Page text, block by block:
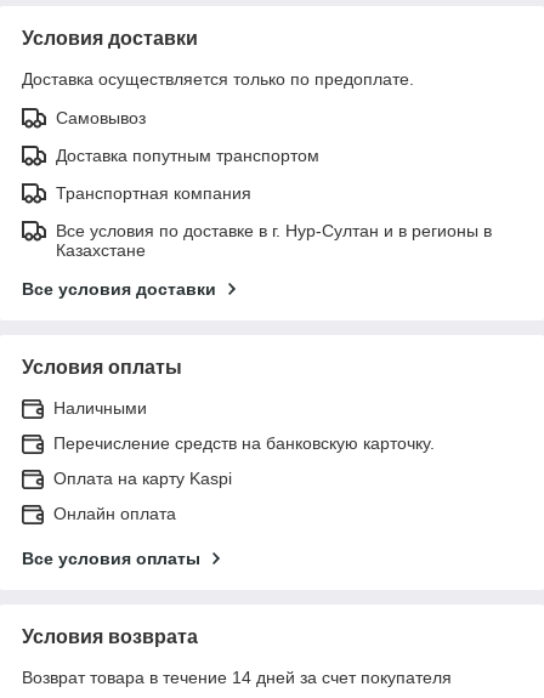
Условия доставки
Доставка осуществляется только по предоплате.
Самовывоз
Доставка попутным транспортом
Транспортная компания
Все условия по доставке в г. Нур-Султан и в регионы в
Казахстане
Все условия доставки
Условия оплаты
Наличными
Перечисление средств на банковскую карточку.
Оплата на карту Kaspi
Онлайн оплата
Все условия оплаты
Условия возврата
Возврат товара в течение 14 дней за счет покупателя